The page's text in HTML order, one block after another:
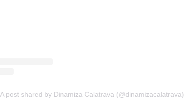
A post shared by Dinamiza Calatrava (@dinamizacalatrava)